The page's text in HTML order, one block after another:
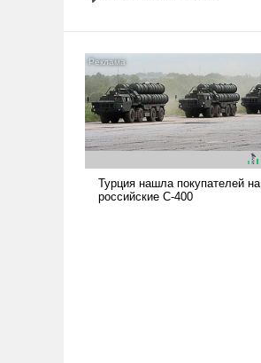
отменяя традиционное
ударами судьбы, брать на себя
ответственность, помогать
слабым, идти вперед и
адаптироваться.